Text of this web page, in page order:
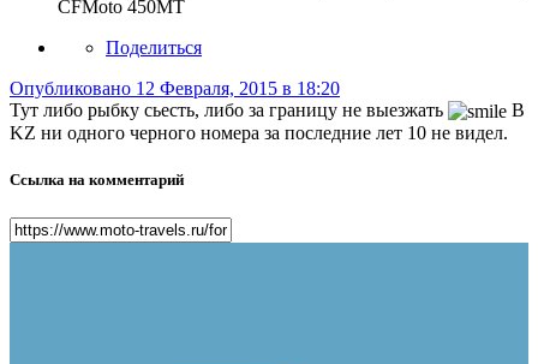
CFMoto 450MT
Поделиться
Опубликовано 12 Февраля, 2015 в 18:20
Тут либо рыбку сьесть, либо за границу не выезжать
В
KZ ни одного черного номера за последние лет 10 не видел.
Ссылка на комментарий